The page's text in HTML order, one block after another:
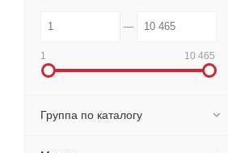
1 10 465
Группа по каталогу